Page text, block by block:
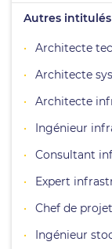
Autres intitulés
Architecte
Architecte
Architecte
Ingénieur
Consultant
Expert
Chef de
Ingénieur